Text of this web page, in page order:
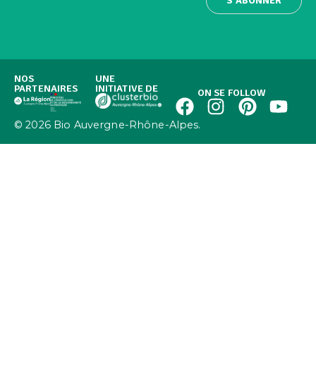
NOS
PARTENAIRES
UNE
INITIATIVE DE ON SE FOLLOW
© 2026 Bio Auvergne-Rhône-Alpes.